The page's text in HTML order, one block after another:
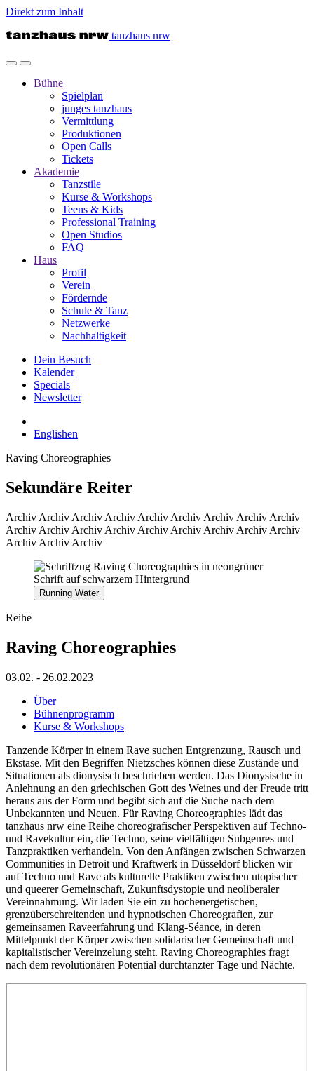
Direkt zum Inhalt
tanzhaus nrw
Bühne
Spielplan
junges tanzhaus
Vermittlung
Produktionen
Open Calls
Tickets
Akademie
Tanzstile
Kurse & Workshops
Teens & Kids
Professional Training
Open Studios
FAQ
Haus
Profil
Verein
Fördernde
Schule & Tanz
Netzwerke
Nachhaltigkeit
Dein Besuch
Kalender
Specials
Newsletter
Englishen
Raving Choreographies
Sekundäre Reiter
Archiv Archiv Archiv Archiv Archiv Archiv Archiv Archiv Archiv
Archiv Archiv Archiv Archiv Archiv Archiv Archiv Archiv Archiv
Archiv Archiv Archiv
Running Water
Reihe
Raving Choreographies
03.02. - 26.02.2023
Über
Bühnenprogramm
Kurse & Workshops
Tanzende Körper in einem Rave suchen Entgrenzung, Rausch und
Ekstase. Mit den Begriffen Nietzsches können diese Zustände und
Situationen als dionysisch beschrieben werden. Das Dionysische in
Anlehnung an den griechischen Gott des Weines und der Freude tritt
heraus aus der Form und begibt sich auf die Suche nach dem
Unbekannten und Neuen. Für Raving Choreographies lädt das
tanzhaus nrw eine Reihe choreografischer Perspektiven auf Techno-
und Ravekultur ein, die Techno, seine vielfältigen Subgenres und
Tanzpraktiken verhandeln. Von den Anfängen zwischen Schwarzen
Communities in Detroit und Kraftwerk in Düsseldorf blicken wir
auf Techno und Rave als kulturelle Praktiken zwischen utopischer
und queerer Gemeinschaft, Zukunftsdystopie und neoliberaler
Vereinnahmung. Wir laden Sie ein zu hochenergetischen,
grenzüberschreitenden und hypnotischen Choreografien, zur
gemeinsamen Raveerfahrung und Klang-Séance, in deren
Mittelpunkt der Körper zwischen solidarischer Gemeinschaft und
kapitalistischer Vereinzelung steht. Raving Choreographies fragt
nach dem revolutionären Potential durchtanzter Tage und Nächte.